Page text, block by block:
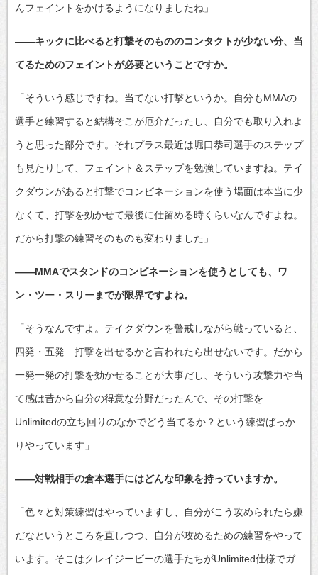
んフェイントをかけるようになりましたね」
――キックに比べると打撃そのもののコンタクトが少ない分、当
てるためのフェイントが必要ということですか。
「そういう感じですね。当てない打撃というか。自分もMMAの
選手と練習すると結構そこが厄介だったし、自分でも取り入れよ
うと思った部分です。それプラス最近は堀口恭司選手のステップ
も見たりして、フェイント＆ステップを勉強していますね。テイ
クダウンがあると打撃でコンビネーションを使う場面は本当に少
なくて、打撃を効かせて最後に仕留める時くらいなんですよね。
だから打撃の練習そのものも変わりました」
――MMAでスタンドのコンビネーションを使うとしても、ワ
ン・ツー・スリーまでが限界ですよね。
「そうなんですよ。テイクダウンを警戒しながら戦っていると、
四発・五発…打撃を出せるかと言われたら出せないです。だから
一発一発の打撃を効かせることが大事だし、そういう攻撃力や当
て感は昔から自分の得意な分野だったんで、その打撃を
Unlimitedの立ち回りのなかでどう当てるか？という練習ばっか
りやっています」
――対戦相手の倉本選手にはどんな印象を持っていますか。
「色々と対策練習はやっていますし、自分がこう攻められたら嫌
だなというところを直しつつ、自分が攻めるための練習をやって
います。そこはクレイジービーの選手たちがUnlimited仕様でガ